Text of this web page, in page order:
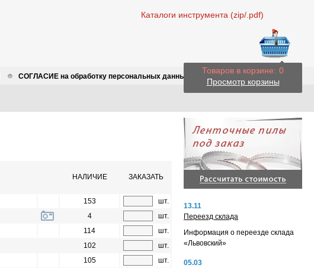
Каталоги инструмента (zip/.pdf)
СОГЛАСИЕ на обработку персональных данных
Товаров в корзине: 0
Просмотр корзины
13.11
Переезд склада
Информация о переезде склада
«Львовский»
05.03
НАЛИЧИЕ ЗАКАЗАТЬ
153
шт.
4
шт.
114
шт.
102
шт.
105
шт.